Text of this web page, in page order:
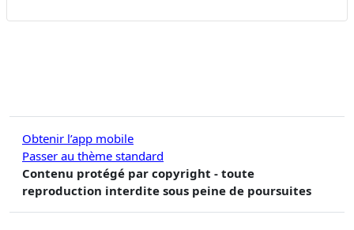
Obtenir l’app mobile
Passer au thème standard
Contenu protégé par copyright - toute
reproduction interdite sous peine de poursuites